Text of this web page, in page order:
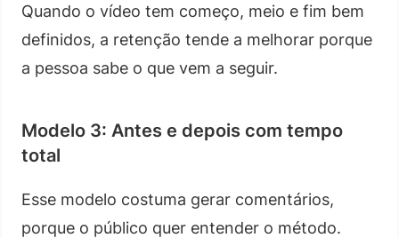
Quando o vídeo tem começo, meio e fim bem
definidos, a retenção tende a melhorar porque
a pessoa sabe o que vem a seguir.
Modelo 3: Antes e depois com tempo
total
Esse modelo costuma gerar comentários,
porque o público quer entender o método.